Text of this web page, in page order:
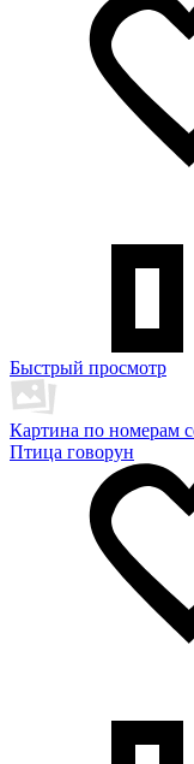
Быстрый просмотр
Картина по номерам
Птица говорун